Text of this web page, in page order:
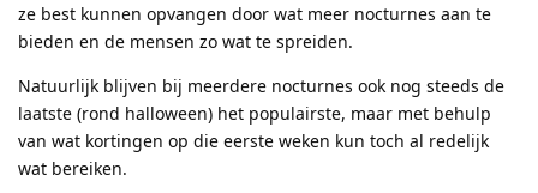
ze best kunnen opvangen door wat meer nocturnes aan te
bieden en de mensen zo wat te spreiden.
Natuurlijk blijven bij meerdere nocturnes ook nog steeds de
laatste (rond halloween) het populairste, maar met behulp
van wat kortingen op die eerste weken kun toch al redelijk
wat bereiken.